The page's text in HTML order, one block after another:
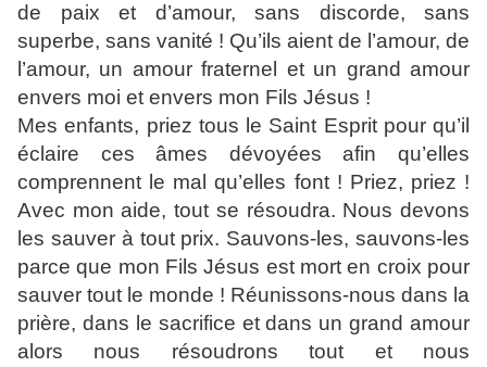
de paix et d’amour, sans discorde, sans
superbe, sans vanité ! Qu’ils aient de l’amour, de
l’amour, un amour fraternel et un grand amour
envers moi et envers mon Fils Jésus !
Mes enfants, priez tous le Saint Esprit pour qu’il
éclaire ces âmes dévoyées afin qu’elles
comprennent le mal qu’elles font ! Priez, priez !
Avec mon aide, tout se résoudra. Nous devons
les sauver à tout prix. Sauvons-les, sauvons-les
parce que mon Fils Jésus est mort en croix pour
sauver tout le monde ! Réunissons-nous dans la
prière, dans le sacrifice et dans un grand amour
alors nous résoudrons tout et nous